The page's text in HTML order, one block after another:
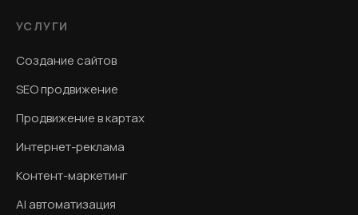
УСЛУГИ
Создание сайтов
SEO продвижение
Продвижение в картах
Интернет-реклама
Контент-маркетинг
AI автоматизация